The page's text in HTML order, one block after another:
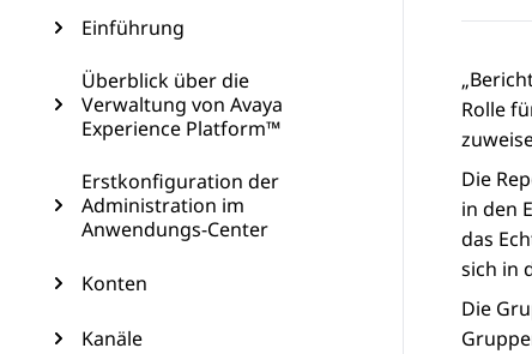
Einführung
Überblick über die
Verwaltung von Avaya
Experience Platform™
Erstkonfiguration der
Administration im
Anwendungs-Center
Konten
Kanäle
Rolle
Die
in den
das
sich in
Die